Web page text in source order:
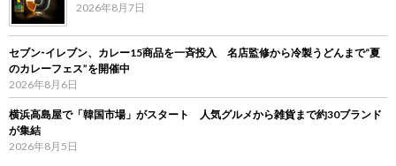
2026年8月7日
セブン‐イレブン、カレー15商品を一斉投入 名店監修から冷製うどんまで“夏
のカレーフェス”を開催中
2026年8月6日
横浜高島屋で「韓国市場」がスタート 人気グルメから雑貨まで約30ブランド
が集結
2026年8月5日